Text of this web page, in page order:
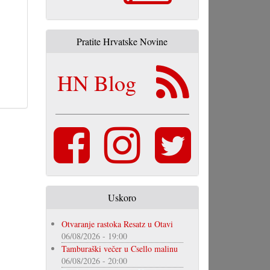
Pratite Hrvatske Novine
HN Blog
Uskoro
Otvaranje rastoka Resatz u Otavi
06/08/2026 - 19:00
Tamburaški večer u Csello malinu
06/08/2026 - 20:00